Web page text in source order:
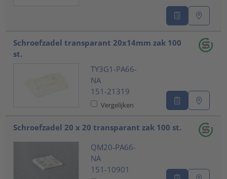
Schroefzadel transparant 20x14mm zak 100
st.
TY3G1-PA66-
NA
151-21319
Vergelijken
Schroefzadel 20 x 20 transparant zak 100 st.
QM20-PA66-
NA
151-10901